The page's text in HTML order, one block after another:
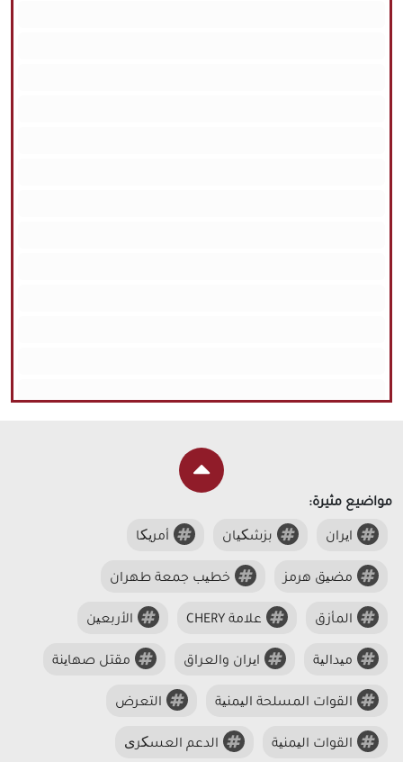
مواضيع مثيرة:
ایران بزشکیان أمریکا
مضیق هرمز خطیب جمعة طهران
المأزق علامة CHERY الأربعین
میدالیة ایران والعراق مقتل صهاینة
القوات المسلحة الیمنیة التعرض
القوات الیمنیة الدعم العسکری